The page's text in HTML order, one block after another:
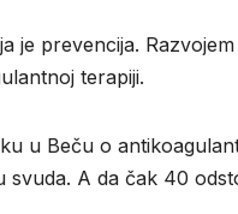
je prevencija.
terapiji.
u Beču o
A da čak 40